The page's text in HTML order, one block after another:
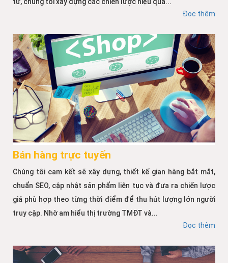
tử, chúng tôi xây dựng các chiến lược hiệu quả...
Đọc thêm
Bán hàng trực tuyến
Chúng tôi cam kết sẽ xây dựng, thiết kế gian hàng bắt mắt,
chuẩn SEO, cập nhật sản phẩm liên tục và đưa ra chiến lược
giá phù hợp theo từng thời điểm để thu hút lượng lớn người
truy cập. Nhờ am hiểu thị trường TMĐT và...
Đọc thêm